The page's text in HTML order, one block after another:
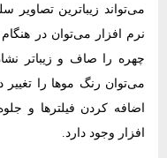
می‌تواند زیباترین تصاویر
نرم‌ افزار می‌توان در
چهره را صاف و زیباتر
می‌توان رنگ موها را
اضافه کردن فیلترها و
افزار وجود دارد.